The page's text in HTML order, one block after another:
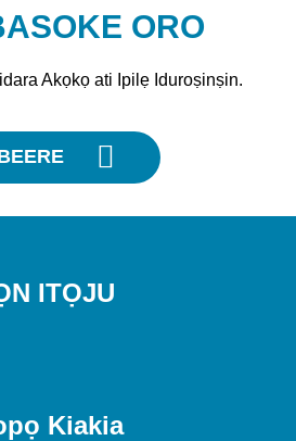
ORO
Akọkọ ati Ipilẹ Iduroṣinṣin.
ITỌJU
Kiakia